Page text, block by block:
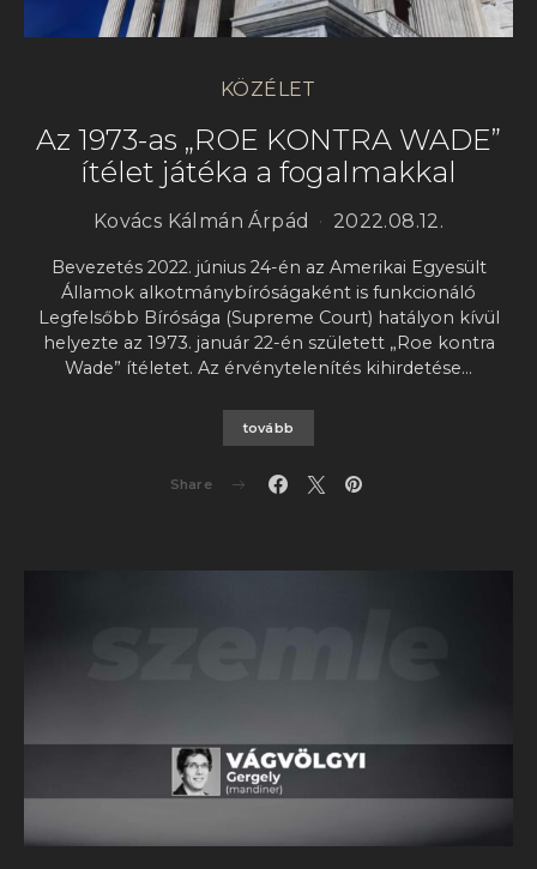
KÖZÉLET
Az 1973-as „ROE KONTRA WADE”
ítélet játéka a fogalmakkal
Kovács Kálmán Árpád 2022.08.12.
Bevezetés 2022. június 24-én az Amerikai Egyesült
Államok alkotmánybíróságaként is funkcionáló
Legfelsőbb Bírósága (Supreme Court) hatályon kívül
helyezte az 1973. január 22-én született „Roe kontra
Wade” ítéletet. Az érvénytelenítés kihirdetése…
tovább
Share